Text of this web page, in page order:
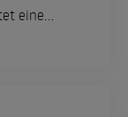
eine
mit zwei